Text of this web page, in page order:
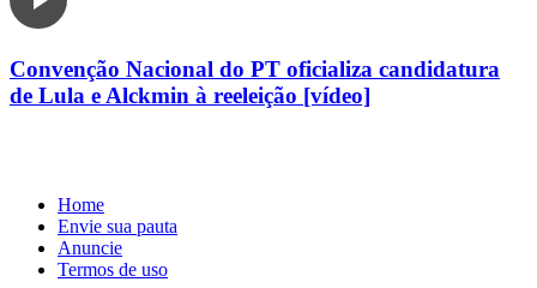
Convenção Nacional do PT oficializa candidatura
de Lula e Alckmin à reeleição [vídeo]
Home
Envie sua pauta
Anuncie
Termos de uso